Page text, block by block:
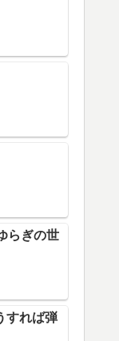
らぎの世
すれば弾